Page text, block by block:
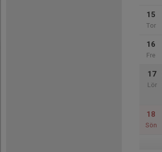
15
Tor
16
Fre
17
Lör
18
Sön